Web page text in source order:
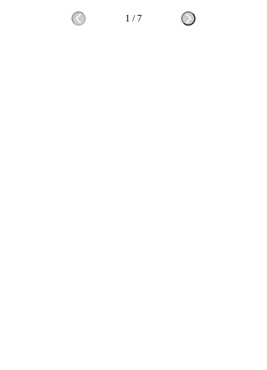
1 / 7